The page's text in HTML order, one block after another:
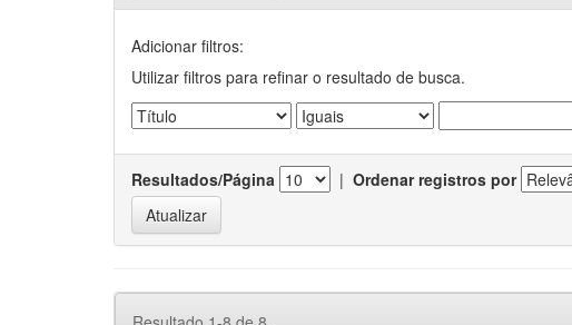
Adicionar filtros:
Utilizar filtros para refinar o resultado de busca.
Resultados/Página | Ordenar registros por